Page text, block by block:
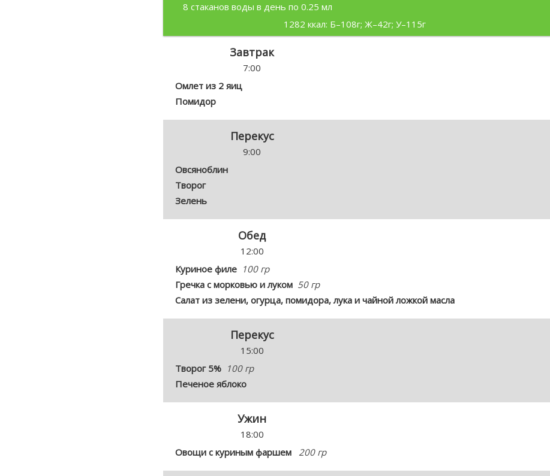
8 стаканов воды в день по 0.25 мл
1282 ккал: Б–108г; Ж–42г; У–115г
Завтрак
7:00
Омлет из 2 яиц
Помидор
Перекус
9:00
Овсяноблин
Творог
Зелень
Обед
12:00
Куриное филе 100 гр
Гречка с морковью и луком 50 гр
Салат из зелени, огурца, помидора, лука и чайной ложкой масла
Перекус
15:00
Творог 5% 100 гр
Печеное яблоко
Ужин
18:00
Овощи с куриным фаршем 200 гр